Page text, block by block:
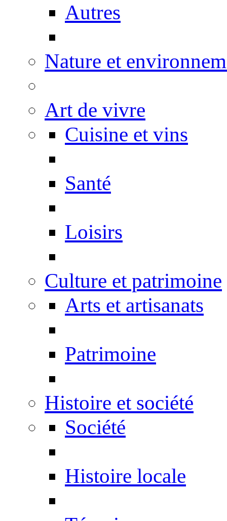
Autres
Nature et
Art de vivre
Cuisine et vins
Santé
Loisirs
Culture et patrimoine
Arts et artisanats
Patrimoine
Histoire et société
Société
Histoire locale